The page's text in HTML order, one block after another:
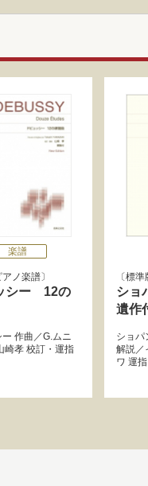
楽譜
アノ楽譜
シー 12の
ー 作曲／G.ムニ
崎孝 校訂・運指
標準
ショ
遺作
ショパ
解説／
ワ 運指